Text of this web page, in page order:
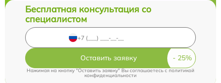
Бесплатная консультация со
специалистом
Оставить заявку
Нажимая на кнопку "Оставить заявку" Вы соглашаетесь c политикой
конфиденциальности